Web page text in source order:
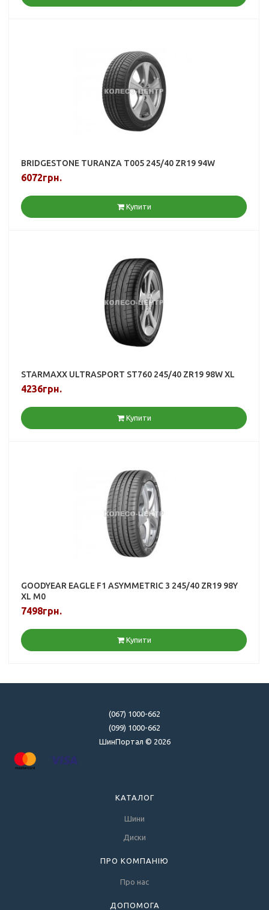
BRIDGESTONE TURANZA T005 245/40 ZR19 94W
6072грн.
Купити
STARMAXX ULTRASPORT ST760 245/40 ZR19 98W XL
4236грн.
Купити
GOODYEAR EAGLE F1 ASYMMETRIC 3 245/40 ZR19 98Y
XL M0
7498грн.
Купити
(067) 1000-662
(099) 1000-662
ШинПортал © 2026
КАТАЛОГ
Шини
Диски
ПРО КОМПАНІЮ
Про нас
ДОПОМОГА